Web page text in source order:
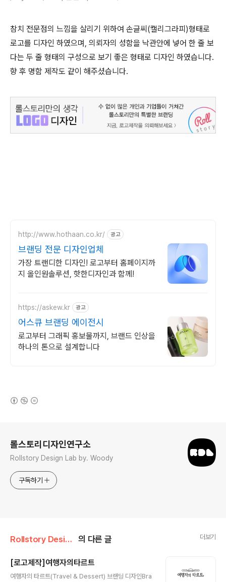
참치 전문점의 느낌을 살리기 위하여 손글씨(캘리그라피)형태로
로고를 디자인 하였으며, 의뢰자의 성함을 낙관안에 넣어 한 줄 보
다는 두 줄 형태의 구성으로 보기 좋은 형태로 디자인 하였습니다.
향 후 명함 제작도 같이 해주셨습니다.
http://www.hothaan.co.kr/ 광고
브랜딩 전문 디자인업체
가장 트랜디한 디자인! 로고부터 홈페이지까
지 올인원솔루션, 핫한디자인과 함께!
https://askew.kr 광고
어스큐 브랜딩 에이전시
로고부터 그래픽 홍보물까지, 브랜드 인상을
하나의 톤으로 설계합니다
롤스토리디자인연구소
Rollstory Design Lab by. Woody
구독하기
Rollstory Design/8月 - August 의 다른 글 더보기
[로고제작]여행자의타르트
여행자의 타르트(Travel & Dessert) 브랜딩 디자인Bra